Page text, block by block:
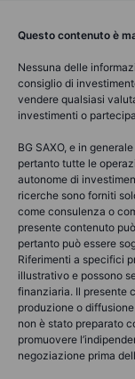
Questo contenuto è
Nessuna delle
consiglio di
vendere qualsiasi
investimenti o
BG SAXO, e in
pertanto tutte le
autonome di
ricerche sono forniti
come consulenza o
presente contenuto
pertanto può essere
Riferimenti a specifici
illustrativo e possono
finanziaria. Il presente
produzione o
non è stato preparato
promuovere
negoziazione prima